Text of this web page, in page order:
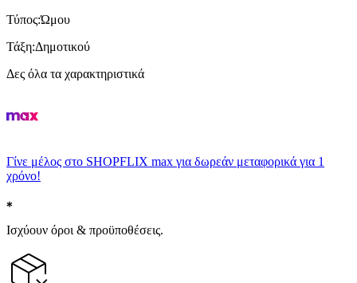
Τύπος:Ώμου
Τάξη:Δημοτικού
Δες όλα τα χαρακτηριστικά
Γίνε μέλος στο SHOPFLIX max για δωρεάν μεταφορικά για 1
χρόνο!
Ισχύουν όροι & προϋποθέσεις.